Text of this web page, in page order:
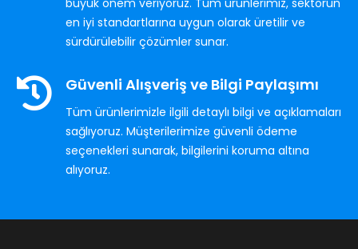
büyük önem veriyoruz. Tüm ürünlerimiz, sektörün
en iyi standartlarına uygun olarak üretilir ve
sürdürülebilir çözümler sunar.
Güvenli Alışveriş ve Bilgi Paylaşımı
Tüm ürünlerimizle ilgili detaylı bilgi ve açıklamaları
sağlıyoruz. Müşterilerimize güvenli ödeme
seçenekleri sunarak, bilgilerini koruma altına
alıyoruz.